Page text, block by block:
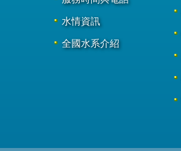
水情資訊
全國水系介紹